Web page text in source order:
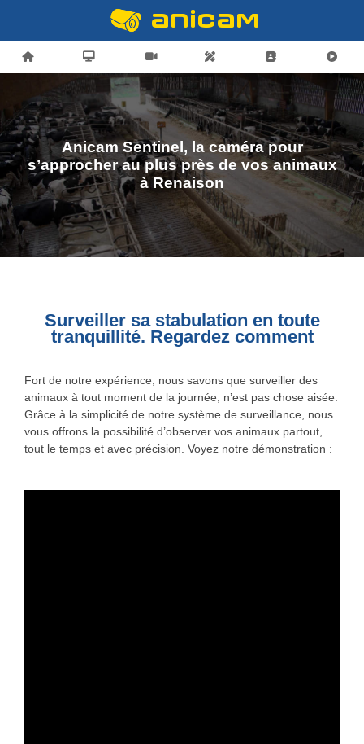
Anicam Sentinel, la caméra pour
s’approcher au plus près de vos animaux
à Renaison
Surveiller sa stabulation en toute
tranquillité. Regardez comment
Fort de notre expérience, nous savons que surveiller des
animaux à tout moment de la journée, n’est pas chose aisée.
Grâce à la simplicité de notre système de surveillance, nous
vous offrons la possibilité d’observer vos animaux partout,
tout le temps et avec précision. Voyez notre démonstration :